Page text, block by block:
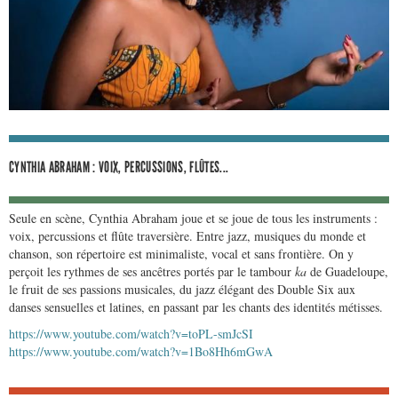
CYNTHIA ABRAHAM : VOIX, PERCUSSIONS, FLÛTES...
Seule en scène, Cynthia Abraham joue et se joue de tous les instruments :
voix, percussions et flûte traversière. Entre jazz, musiques du monde et
chanson, son répertoire est minimaliste, vocal et sans frontière. On y
perçoit les rythmes de ses ancêtres portés par le tambour ka de Guadeloupe,
le fruit de ses passions musicales, du jazz élégant des Double Six aux
danses sensuelles et latines, en passant par les chants des identités métisses.
https://www.youtube.com/watch?v=toPL-smJcSI
https://www.youtube.com/watch?v=1Bo8Hh6mGwA